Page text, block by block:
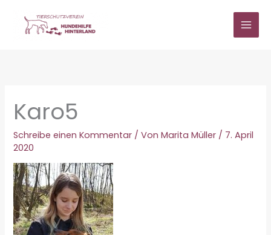
springen
Karo5
Schreibe einen Kommentar / VonMarita Müller / 7. April
2020